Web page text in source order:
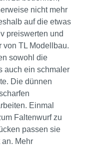
nicht mehr
auf die etwas
preiswerten und
TL Modellbau.
sowohl die
auch ein schmaler
Die dünnen
Einmal
Faltenwurf zu
passen sie
Mehr